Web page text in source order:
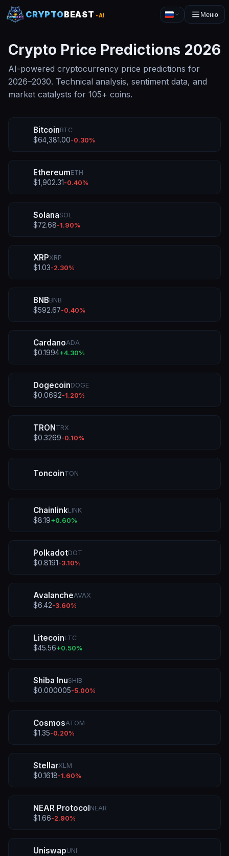
CRYPTOBEAST -AI Меню
Crypto Price Predictions 2026
AI-powered cryptocurrency price predictions for
2026–2030. Technical analysis, sentiment data, and
market catalysts for 105+ coins.
BitcoinBTC
$64,381.00-0.30%
EthereumETH
$1,902.31 -0.40%
SolanaSOL
$72.68-1.90%
XRPXRP
$1.03-2.30%
BNBBNB
$592.67-0.40%
CardanoADA
$0.1994+4.30%
DogecoinDOGE
$0.0692-1.20%
TRONTRX
$0.3269-0.10%
ToncoinTON
ChainlinkLINK
$8.19+0.60%
PolkadotDOT
$0.8191 -3.10%
AvalancheAVAX
$6.42-3.60%
LitecoinLTC
$45.56+0.50%
Shiba InuSHIB
$0.000005-5.00%
CosmosATOM
$1.35-0.20%
StellarXLM
$0.1618-1.60%
NEAR ProtocolNEAR
$1.66-2.90%
UniswapUNI